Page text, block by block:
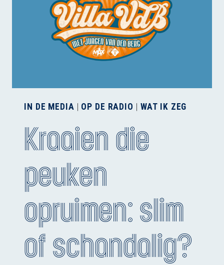
IN DE MEDIA OP DE RADIO WAT IK ZEG
Kraaien die
peuken
opruimen: slim
of schandalig?